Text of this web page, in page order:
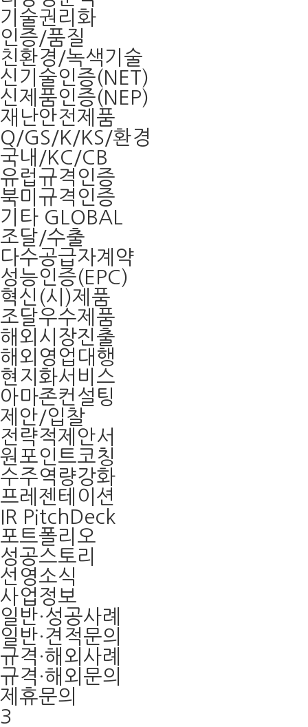
기술권리화
인증/품질
친환경/녹색기술
신기술인증(NET)
신제품인증(NEP)
재난안전제품
Q/GS/K/KS/환경
국내/KC/CB
유럽규격인증
북미규격인증
기타 GLOBAL
조달/수출
다수공급자계약
성능인증(EPC)
혁신(시)제품
조달우수제품
해외시장진출
해외영업대행
현지화서비스
아마존컨설팅
제안/입찰
전략적제안서
원포인트코칭
수주역량강화
프레젠테이션
IR PitchDeck
포트폴리오
성공스토리
선영소식
사업정보
일반·성공사례
일반·견적문의
규격·해외사례
규격·해외문의
제휴문의
3